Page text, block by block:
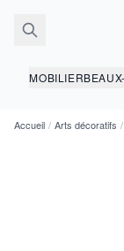
MOBILIER
Accueil / Arts décoratifs /